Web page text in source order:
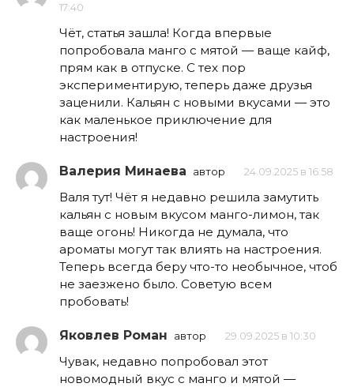
17:40
Чёт, статья зашла! Когда впервые
попробовала манго с мятой — ваще кайф,
прям как в отпуске. С тех пор
экспериментирую, теперь даже друзья
заценили. Кальян с новыми вкусами — это
как маленькое приключение для
настроения!
Валерия Минаева автор 24.09.2025 в 16:58
Валя тут! Чёт я недавно решила замутить
кальян с новым вкусом манго-лимон, так
ваще огонь! Никогда не думала, что
ароматы могут так влиять на настроения.
Теперь всегда беру что-то необычное, чтоб
не заезжено было. Советую всем
пробовать!
Яковлев Роман автор 29.09.2025 в 10:30
Чувак, недавно попробовал этот
новомодный вкус с манго и мятой —